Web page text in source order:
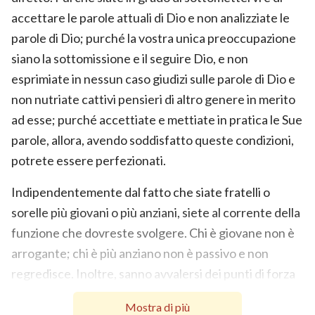
accettare le parole attuali di Dio e non analizziate le
parole di Dio; purché la vostra unica preoccupazione
siano la sottomissione e il seguire Dio, e non
esprimiate in nessun caso giudizi sulle parole di Dio e
non nutriate cattivi pensieri di altro genere in merito
ad esse; purché accettiate e mettiate in pratica le Sue
parole, allora, avendo soddisfatto queste condizioni,
potrete essere perfezionati.
Indipendentemente dal fatto che siate fratelli o
sorelle più giovani o più anziani, siete al corrente della
funzione che dovreste svolgere. Chi è giovane non è
arrogante; chi è più anziano non è passivo e non
regredisce. Inoltre, sanno avvalersi dei punti di forza
altrui per sopperire ai propri punti deboli e sanno
Mostra di più